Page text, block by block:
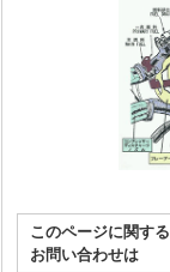
このページに関する
お問い合わせは